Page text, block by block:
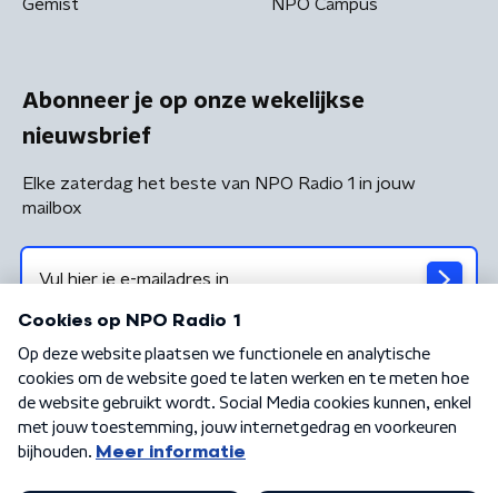
Gemist NPO Campus
Abonneer je op onze wekelijkse
nieuwsbrief
Elke zaterdag het beste van NPO Radio 1 in jouw
mailbox
Algemene voorwaarden